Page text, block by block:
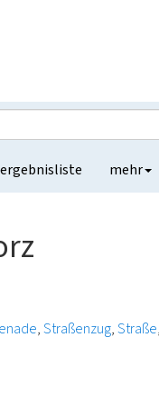
mehr
Straßenzug Straße